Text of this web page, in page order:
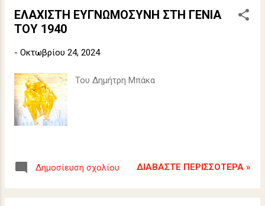
ΕΛΑΧΙΣΤΗ ΕΥΓΝΩΜΟΣΥΝΗ ΣΤΗ ΓΕΝΙΑ
ΤΟΥ 1940
- Οκτωβρίου 24, 2024
Του Δημήτρη Μπάκα
Δημοσίευση σχολίου ΔΙΑΒΆΣΤΕ ΠΕΡΙΣΣΌΤΕΡΑ »